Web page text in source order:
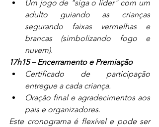
Um jogo de "siga o líder" com um
adulto guiando as crianças
segurando faixas vermelhas e
brancas (simbolizando fogo e
nuvem).
17h15 – Encerramento e Premiação
Certificado de participação
entregue a cada criança.
Oração final e agradecimentos aos
pais e organizadores.
Este cronograma é flexível e pode ser